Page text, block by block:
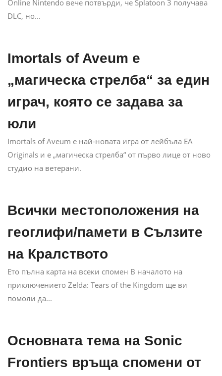
Online Nintendo вече потвърди, че Splatoon 3 получава
DLC, но...
Imortals of Aveum е
„магическа стрелба“ за един
играч, която се задава за
юли
Imortals of Aveum е най-новата игра от лейбъла EA
Originals и е „магическа стрелба“ от първо лице от ново
студио на ветерани.
Всички местоположения на
геоглифи/памети в Сълзите
на Кралството
Ето пълна карта на всеки спомен В началото на
приключението Zelda: Tears of the Kingdom ще ви
помоли да...
Основната тема на Sonic
Frontiers връща спомени от